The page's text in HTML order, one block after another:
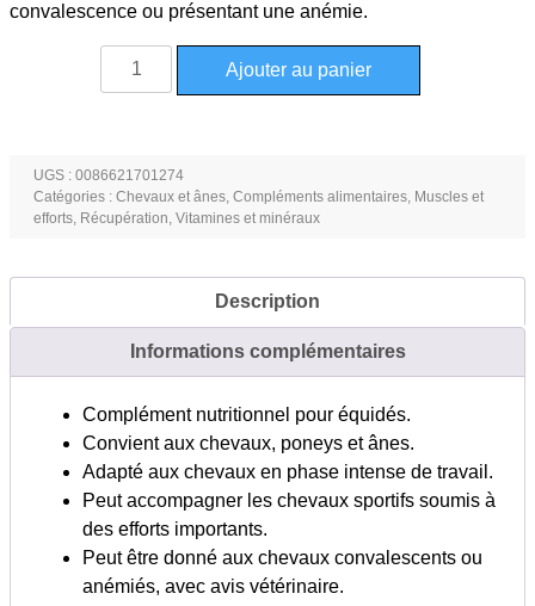
convalescence ou présentant une anémie.
quantité
de
riche
en
fer
Ajouter au panier
UGS : 0086621701274
Catégories : Chevaux et ânes, Compléments alimentaires, Muscles et
efforts, Récupération, Vitamines et minéraux
Description
Informations complémentaires
Complément nutritionnel pour équidés.
Convient aux chevaux, poneys et ânes.
Adapté aux chevaux en phase intense de travail.
Peut accompagner les chevaux sportifs soumis à
des efforts importants.
Peut être donné aux chevaux convalescents ou
anémiés, avec avis vétérinaire.